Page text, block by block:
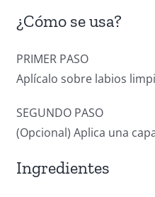
¿Cómo se usa?
PRIMER PASO
Aplícalo sobre labios
SEGUNDO PASO
(Opcional) Aplica una
Ingredientes